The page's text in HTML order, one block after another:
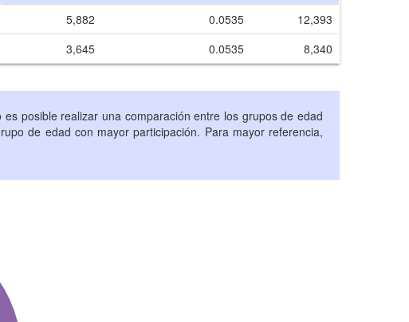
5,882 0.0535
12,393
3,645 0.0535 8,340
posible realizar una comparación entre los grupos de edad
de edad con mayor participación. Para mayor referencia,